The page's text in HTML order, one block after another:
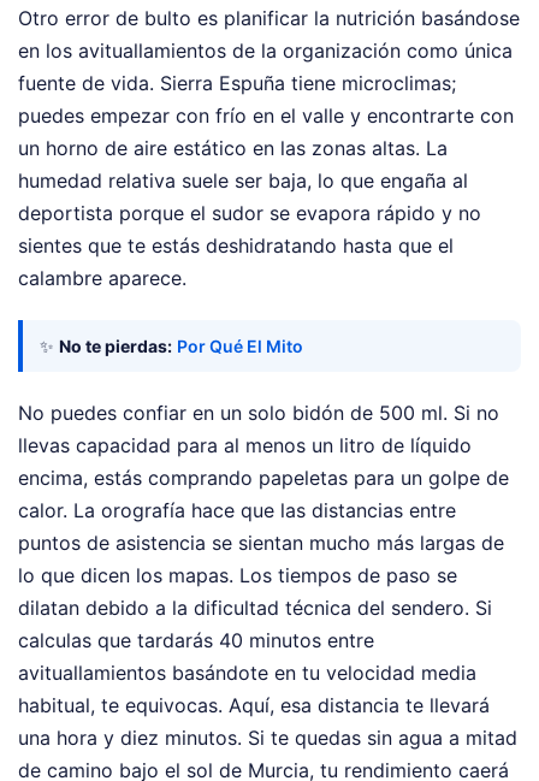
Otro error de bulto es planificar la nutrición basándose
en los avituallamientos de la organización como única
fuente de vida. Sierra Espuña tiene microclimas;
puedes empezar con frío en el valle y encontrarte con
un horno de aire estático en las zonas altas. La
humedad relativa suele ser baja, lo que engaña al
deportista porque el sudor se evapora rápido y no
sientes que te estás deshidratando hasta que el
calambre aparece.
✨ No te pierdas: Por Qué El Mito
No puedes confiar en un solo bidón de 500 ml. Si no
llevas capacidad para al menos un litro de líquido
encima, estás comprando papeletas para un golpe de
calor. La orografía hace que las distancias entre
puntos de asistencia se sientan mucho más largas de
lo que dicen los mapas. Los tiempos de paso se
dilatan debido a la dificultad técnica del sendero. Si
calculas que tardarás 40 minutos entre
avituallamientos basándote en tu velocidad media
habitual, te equivocas. Aquí, esa distancia te llevará
una hora y diez minutos. Si te quedas sin agua a mitad
de camino bajo el sol de Murcia, tu rendimiento caerá